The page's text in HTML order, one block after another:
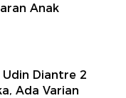
Anak
Udin Diantre 2
Ada Varian